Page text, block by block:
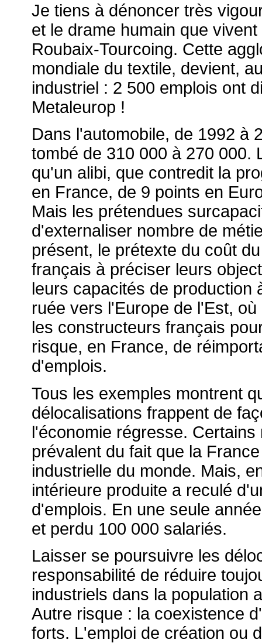
Je tiens à dénoncer très
et le drame humain que
Roubaix-Tourcoing. Cette
mondiale du textile, devient,
industriel : 2 500 emplois ont
Metaleurop !
Dans l'automobile, de 1992 à
tombé de 310 000 à 270 000.
qu'un alibi, que contredit la
en France, de 9 points en
Mais les prétendues
d'externaliser nombre de
présent, le prétexte du coût
français à préciser leurs
leurs capacités de production
ruée vers l'Europe de l'Est,
les constructeurs français
risque, en France, de
d'emplois.
Tous les exemples montrent
délocalisations frappent de
l'économie régresse.
prévalent du fait que la
industrielle du monde. Mais,
intérieure produite a reculé
d'emplois. En une seule
et perdu 100 000 salariés.
Laisser se poursuivre les
responsabilité de réduire
industriels dans la population
Autre risque : la coexistence
forts. L'emploi de création ou